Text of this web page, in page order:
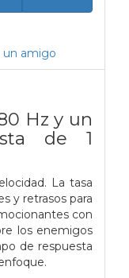
un amigo
Hz y un
de 1
La tasa
y retrasos para
con
los enemigos
de respuesta